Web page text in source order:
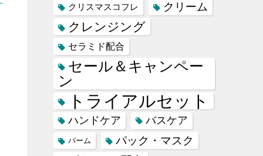
クリスマスコフレ
クリーム
クレンジング
セラミド配合
セール＆キャンペー
ン
トライアルセット
ハンドケア バスケア
バーム
パック・マスク